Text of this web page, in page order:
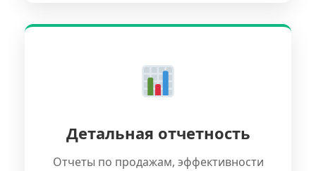
Детальная отчетность
Отчеты по продажам, эффективности